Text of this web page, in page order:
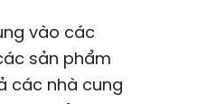
vào các
sản phẩm
các nhà cung